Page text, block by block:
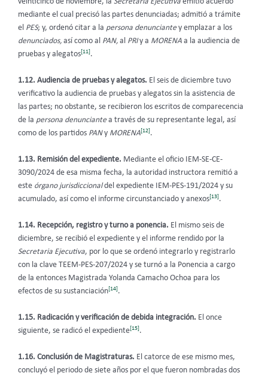
veinticinco de noviembre, la Secretaria Ejecutiva emitió acuerdo
mediante el cual precisó las partes denunciadas; admitió a trámite
el PES; y, ordenó citar a la persona denunciantey emplazar a los
denunciados, así como al PAN, al PRIy a MORENA a la audiencia de
pruebas y alegatos[11].
1.12. Audiencia de pruebas y alegatos. El seis de diciembre tuvo
verificativo la audiencia de pruebas y alegatos sin la asistencia de
las partes; no obstante, se recibieron los escritos de comparecencia
de la persona denunciantea través de su representante legal, así
como de los partidos PANy MORENA[12].
1.13. Remisión del expediente. Mediante el oficio IEM-SE-CE-
3090/2024 de esa misma fecha, la autoridad instructora remitió a
este órgano jurisdiccionaldel expediente IEM-PES-191/2024 y su
acumulado, así como el informe circunstanciado y anexos[13].
1.14. Recepción, registro y turno a ponencia. El mismo seis de
diciembre, se recibió el expediente y el informe rendido por la
Secretaria Ejecutiva, por lo que se ordenó integrarlo y registrarlo
con la clave TEEM-PES-207/2024 y se turnó a la Ponencia a cargo
de la entonces Magistrada Yolanda Camacho Ochoa para los
efectos de su sustanciación[14].
1.15. Radicación y verificación de debida integración. El once
siguiente, se radicó el expediente[15].
1.16. Conclusión de Magistraturas. El catorce de ese mismo mes,
concluyó el periodo de siete años por el que fueron nombradas dos